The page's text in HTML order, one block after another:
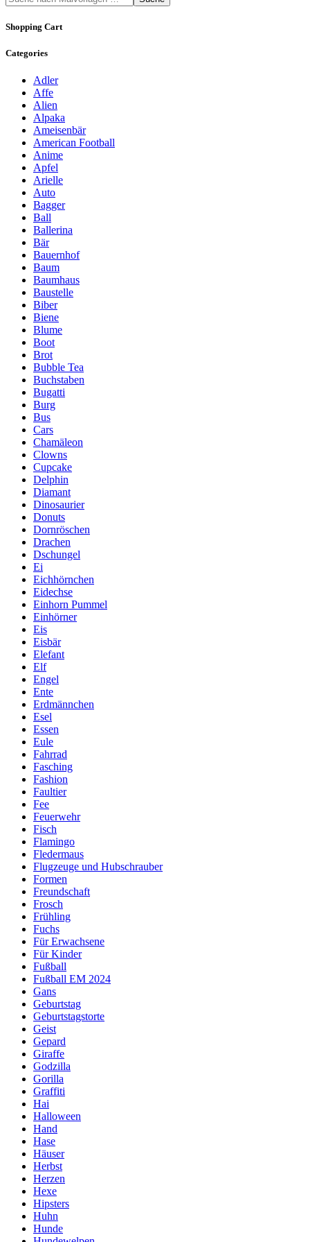
Shopping Cart
Categories
Adler
Affe
Alien
Alpaka
Ameisenbär
American Football
Anime
Apfel
Arielle
Auto
Bagger
Ball
Ballerina
Bär
Bauernhof
Baum
Baumhaus
Baustelle
Biber
Biene
Blume
Boot
Brot
Bubble Tea
Buchstaben
Bugatti
Burg
Bus
Cars
Chamäleon
Clowns
Cupcake
Delphin
Diamant
Dinosaurier
Donuts
Dornröschen
Drachen
Dschungel
Ei
Eichhörnchen
Eidechse
Einhorn Pummel
Einhörner
Eis
Eisbär
Elefant
Elf
Engel
Ente
Erdmännchen
Esel
Essen
Eule
Fahrrad
Fasching
Fashion
Faultier
Fee
Feuerwehr
Fisch
Flamingo
Fledermaus
Flugzeuge und Hubschrauber
Formen
Freundschaft
Frosch
Frühling
Fuchs
Für Erwachsene
Für Kinder
Fußball
Fußball EM 2024
Gans
Geburtstag
Geburtstagstorte
Geist
Gepard
Giraffe
Godzilla
Gorilla
Graffiti
Hai
Halloween
Hand
Hase
Häuser
Herbst
Herzen
Hexe
Hipsters
Huhn
Hunde